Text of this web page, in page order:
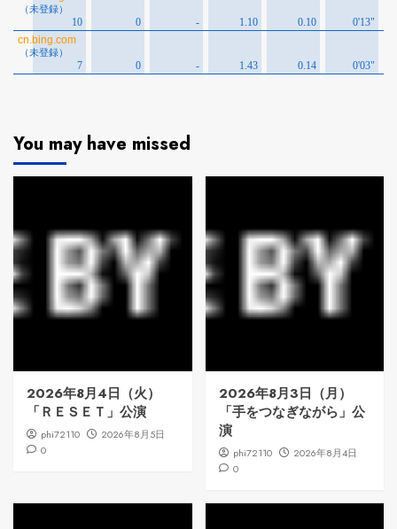
You may have missed
2026年8月4日（火）
「ＲＥＳＥＴ」公演
phi72110
2026年8月5日
0
2026年8月3日（月）
「手をつなぎながら」公
演
phi72110
2026年8月4日
0